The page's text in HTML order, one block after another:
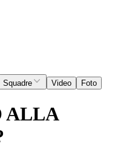
Squadre Video Foto
ALLA